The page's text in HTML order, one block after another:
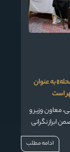
به عنوان
است
معاون وزیر و
ابراز نگرانی
معماری
اگرادامه مطلب